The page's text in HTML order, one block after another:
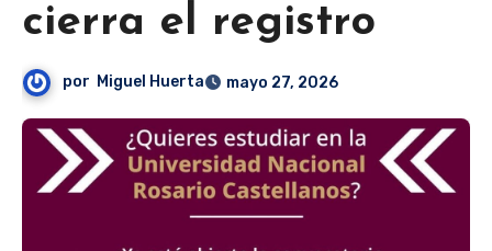
cierra el registro
por Miguel Huerta mayo 27, 2026